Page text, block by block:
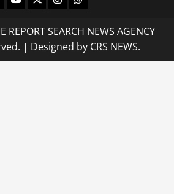
SEARCH NEWS AGENCY
| Designed by CRS NEWS.